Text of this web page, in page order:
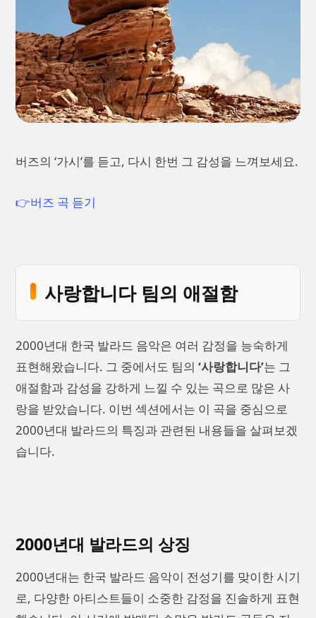
버즈의 ‘가시’를 듣고, 다시 한번 그 감성을 느껴보세요.
👉버즈 곡 듣기
사랑합니다 팀의 애절함
2000년대 한국 발라드 음악은 여러 감정을 능숙하게
표현해왔습니다. 그 중에서도 팀의 ‘사랑합니다’는 그
애절함과 감성을 강하게 느낄 수 있는 곡으로 많은 사
랑을 받았습니다. 이번 섹션에서는 이 곡을 중심으로
2000년대 발라드의 특징과 관련된 내용들을 살펴보겠
습니다.
2000년대 발라드의 상징
2000년대는 한국 발라드 음악이 전성기를 맞이한 시기
로, 다양한 아티스트들이 소중한 감정을 진솔하게 표현